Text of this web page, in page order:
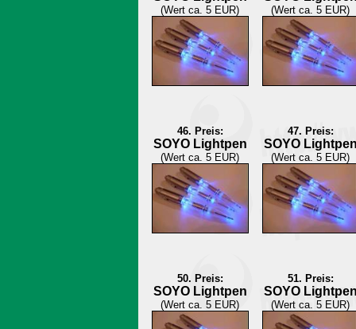
(Wert ca. 5 EUR) (Wert ca. 5 EUR)
46. Preis:
SOYO Lightpen
(Wert ca. 5 EUR)
47. Preis:
SOYO
(Wert ca. 5 EUR)
50. Preis:
SOYO Lightpen
(Wert ca. 5 EUR)
51. Preis:
SOYO
(Wert ca. 5 EUR)